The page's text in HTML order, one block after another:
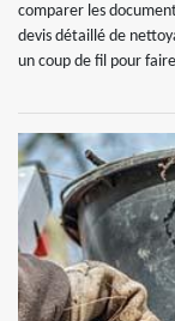
comparer les
devis détaillé de
un coup de fil pour